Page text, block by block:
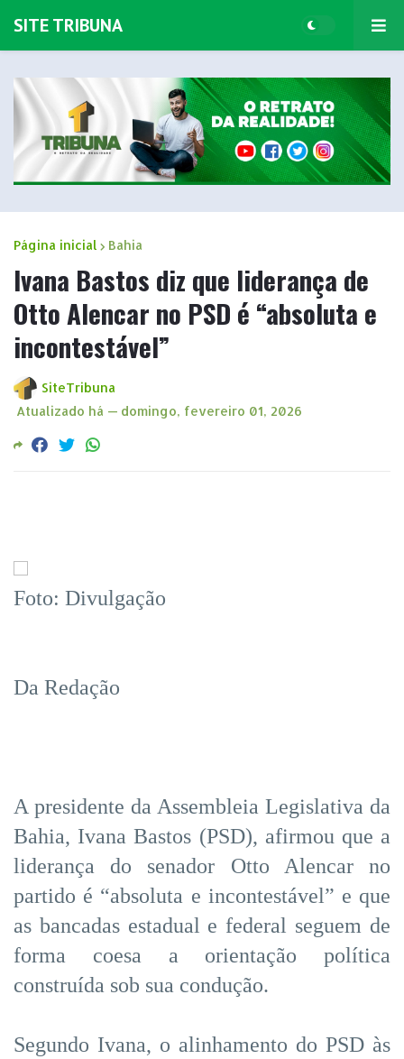
SITE TRIBUNA
Página inicial Bahia
Ivana Bastos diz que liderança de
Otto Alencar no PSD é “absoluta e
incontestável”
SiteTribuna
Atualizado há — domingo, fevereiro 01, 2026
Foto: Divulgação
Da Redação
A presidente da Assembleia Legislativa da
Bahia, Ivana Bastos (PSD), afirmou que a
liderança do senador Otto Alencar no
partido é “absoluta e incontestável” e que
as bancadas estadual e federal seguem de
forma coesa a orientação política
construída sob sua condução.
Segundo Ivana, o alinhamento do PSD às